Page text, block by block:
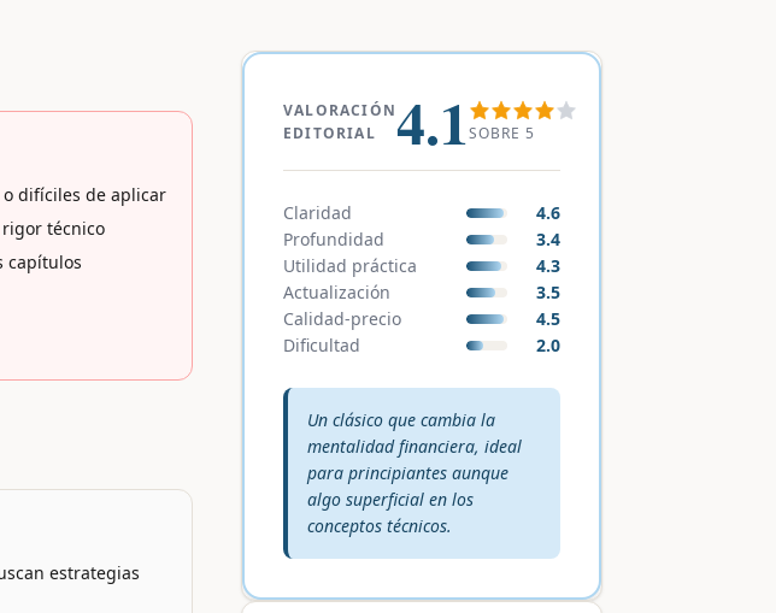
o difíciles de aplicar
técnico
capítulos
estrategias
VALORACIÓN
EDITORIAL
4.1SOBRE 5
Claridad
4.6
Profundidad
3.4
Utilidad práctica
4.3
Actualización
3.5
Calidad-precio
4.5
Dificultad
2.0
Veredicto editorial:
Un clásico que cambia la
mentalidad financiera, ideal
para principiantes aunque
algo superficial en los
conceptos técnicos.